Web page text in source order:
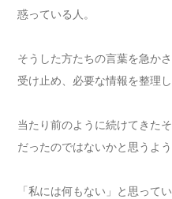
惑っている人。
そうした方たちの言葉を急か
受け止め、必要な情報を整理し
当たり前のように続けてきた
だったのではないかと思うよう
「私には何もない」と思って